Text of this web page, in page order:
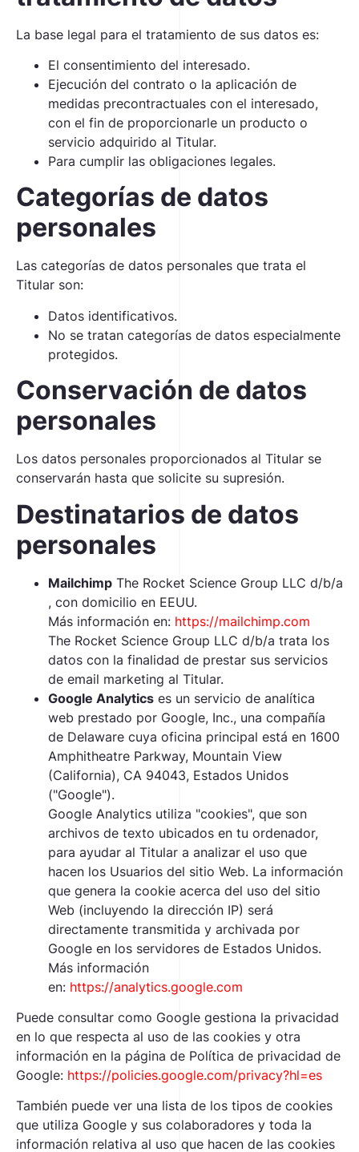
La base legal para el tratamiento de sus datos es:
El consentimiento del interesado.
Ejecución del contrato o la aplicación de
medidas precontractuales con el interesado,
con el fin de proporcionarle un producto o
servicio adquirido al Titular.
Para cumplir las obligaciones legales.
Categorías de datos
personales
Las categorías de datos personales que trata el
Titular son:
Datos identificativos.
No se tratan categorías de datos especialmente
protegidos.
Conservación de datos
personales
Los datos personales proporcionados al Titular se
conservarán hasta que solicite su supresión.
Destinatarios de datos
personales
Mailchimp The Rocket Science Group LLC d/b/a
, con domicilio en EEUU.
Más información en: https://mailchimp.com
The Rocket Science Group LLC d/b/a trata los
datos con la finalidad de prestar sus servicios
de email marketing al Titular.
Google Analytics es un servicio de analítica
web prestado por Google, Inc., una compañía
de Delaware cuya oficina principal está en 1600
Amphitheatre Parkway, Mountain View
(California), CA 94043, Estados Unidos
("Google").
Google Analytics utiliza "cookies", que son
archivos de texto ubicados en tu ordenador,
para ayudar al Titular a analizar el uso que
hacen los Usuarios del sitio Web. La información
que genera la cookie acerca del uso del sitio
Web (incluyendo la dirección IP) será
directamente transmitida y archivada por
Google en los servidores de Estados Unidos.
Más información
en: https://analytics.google.com
Puede consultar como Google gestiona la privacidad
en lo que respecta al uso de las cookies y otra
información en la página de Política de privacidad de
Google: https://policies.google.com/privacy?hl=es
También puede ver una lista de los tipos de cookies
que utiliza Google y sus colaboradores y toda la
información relativa al uso que hacen de las cookies